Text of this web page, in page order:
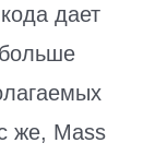
дает
же, Mass